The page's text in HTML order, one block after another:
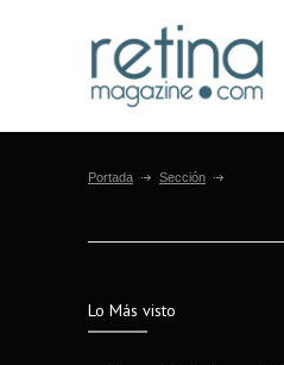
Portada Sección
Lo Más visto